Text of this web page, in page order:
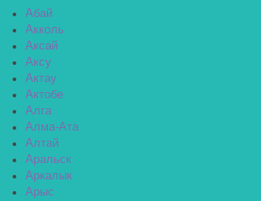
Абай
Акколь
Аксай
Аксу
Актау
Актобе
Алга
Алма-Ата
Алтай
Аральск
Аркалык
Арыс